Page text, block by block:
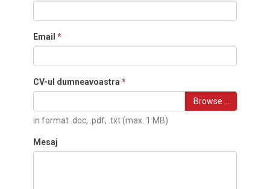
Email *
CV-ul dumneavoastra *
Browse …
in format .doc, .pdf, .txt (max. 1 MB)
Mesaj